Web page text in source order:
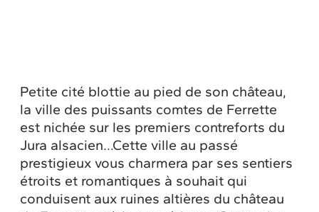
Petite cité blottie au pied de son château,
la ville des puissants comtes de Ferrette
est nichée sur les premiers contreforts du
Jura alsacien…Cette ville au passé
prestigieux vous charmera par ses sentiers
étroits et romantiques à souhait qui
conduisent aux ruines altières du château